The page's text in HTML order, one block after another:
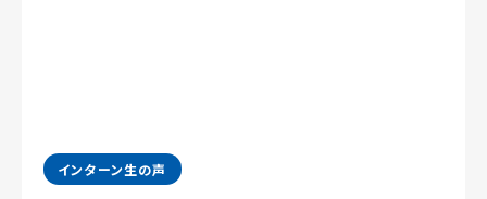
インターン生の声